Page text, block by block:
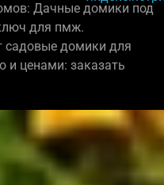
Дачные домики под
для пмж.
садовые домики для
и ценами: заказать